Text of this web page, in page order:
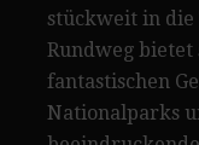
stückweit in die
Rundweg
fantastischen
Nationalparks